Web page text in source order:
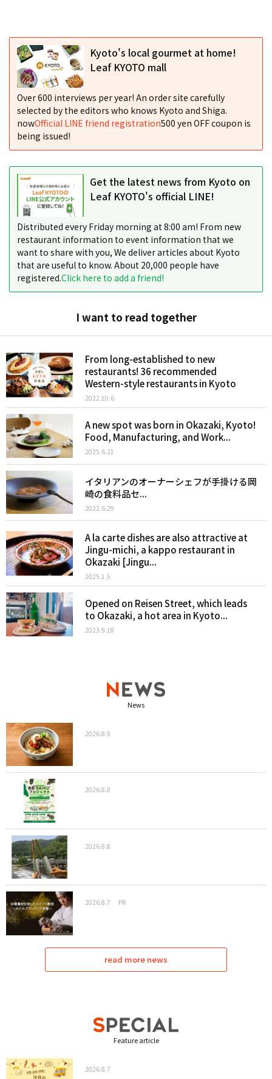
Kyoto's local gourmet at home!
Leaf KYOTO mall
Over 600 interviews per year! An order site carefully
selected by the editors who knows Kyoto and Shiga.
nowOfficial LINE friend registration500 yen OFF coupon is
being issued!
Get the latest news from Kyoto on
Leaf KYOTO's official LINE!
Distributed every Friday morning at 8:00 am! From new
restaurant information to event information that we
want to share with you, We deliver articles about Kyoto
that are useful to know. About 20,000 people have
registered.Click here to add a friend!
I want to read together
From long-established to new
restaurants! 36 recommended
Western-style restaurants in Kyoto
2022.10.6
A new spot was born in Okazaki, Kyoto!
Food, Manufacturing, and Work...
2025.6.21
イタリアンのオーナーシェフが手掛ける岡
崎の食料品セ...
2022.6.29
A la carte dishes are also attractive at
Jingu-michi, a kappo restaurant in
Okazaki [Jingu...
2025.1.5
Opened on Reisen Street, which leads
to Okazaki, a hot area in Kyoto...
2023.9.18
News
2026.8.9
2026.8.8
2026.8.8
2026.8.7 PR
read more news
Feature article
2026.8.7